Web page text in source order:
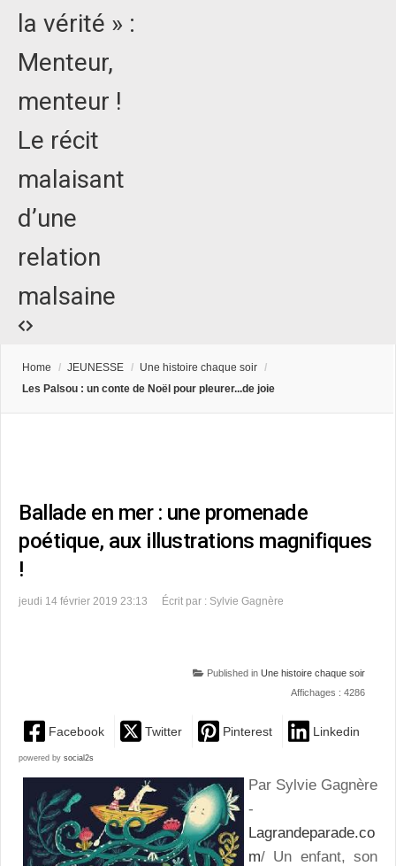
la vérité » :
Menteur,
menteur !
Le récit
malaisant
d’une
relation
malsaine
Home / JEUNESSE / Une histoire chaque soir /
Les Palsou : un conte de Noël pour pleurer...de joie
Ballade en mer : une promenade
poétique, aux illustrations magnifiques
!
jeudi 14 février 2019 23:13 Écrit par : Sylvie Gagnère
Published in Une histoire chaque soir
Affichages : 4286
Facebook Twitter Pinterest Linkedin
powered by social2s
Par Sylvie Gagnère
-
Lagrandeparade.co
m/ Un enfant, son